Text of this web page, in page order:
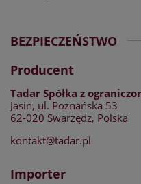
BEZPIECZEŃSTWO
Producent
Tadar Spółka z
Jasin, ul. Poznańska 53
62-020 Swarzędz, Polska
kontakt@tadar.pl
Importer